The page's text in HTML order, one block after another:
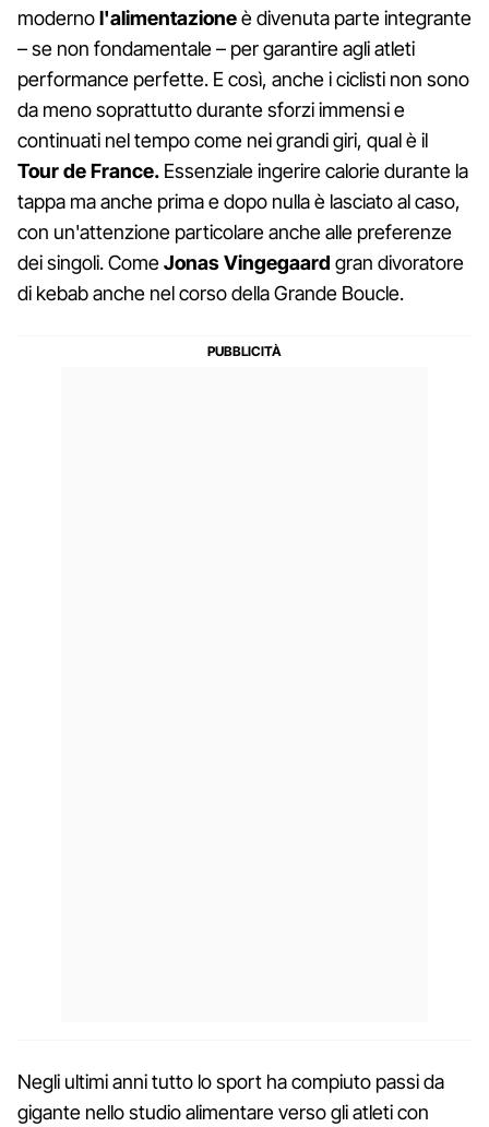
modernol'alimentazioneè divenuta parte integrante
– se non fondamentale – per garantire agli atleti
performance perfette. E così, anche i ciclisti non sono
da meno soprattutto durante sforzi immensi e
continuati nel tempo come nei grandi giri, qual è il
Tour de France. Essenziale ingerire calorie durante la
tappa ma anche prima e dopo nulla è lasciato al caso,
con un'attenzione particolare anche alle preferenze
dei singoli. ComeJonas Vingegaard gran divoratore
di kebab anche nel corso della Grande Boucle.
Negli ultimi anni tutto lo sport ha compiuto passi da
gigante nello studio alimentare verso gli atleti con